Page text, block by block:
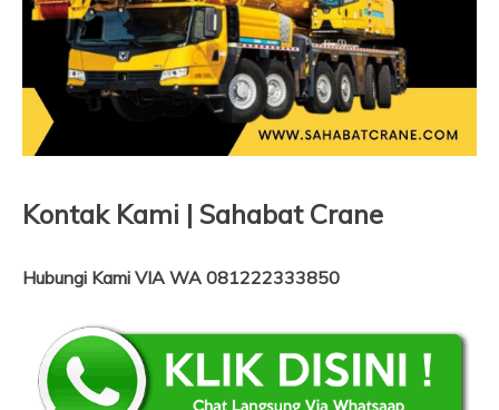
Kontak Kami | Sahabat Crane
Hubungi Kami VIA WA 081222333850